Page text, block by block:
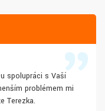
spolupráci s Vaší
problémem mi
Terezka.